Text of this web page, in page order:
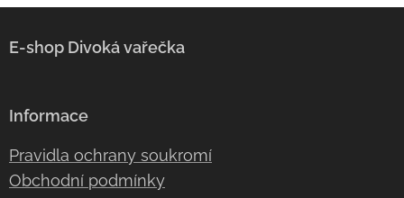
E-shop Divoká vařečka
Informace
Pravidla ochrany soukromí
Obchodní podmínky